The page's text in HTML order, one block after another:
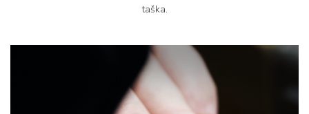
taška.